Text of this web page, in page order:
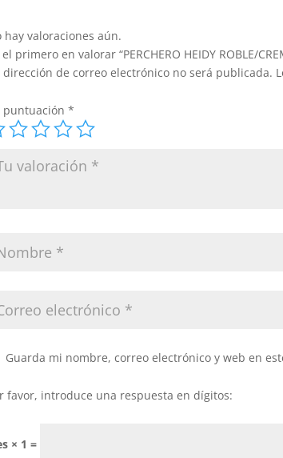
hay valoraciones aún.
el primero en valorar “PERCHERO HEIDY ROBLE/
dirección de correo electrónico no será publicada.
puntuación*
Guarda mi nombre, correo electrónico y web en
favor, introduce una respuesta en dígitos:
× 1 =